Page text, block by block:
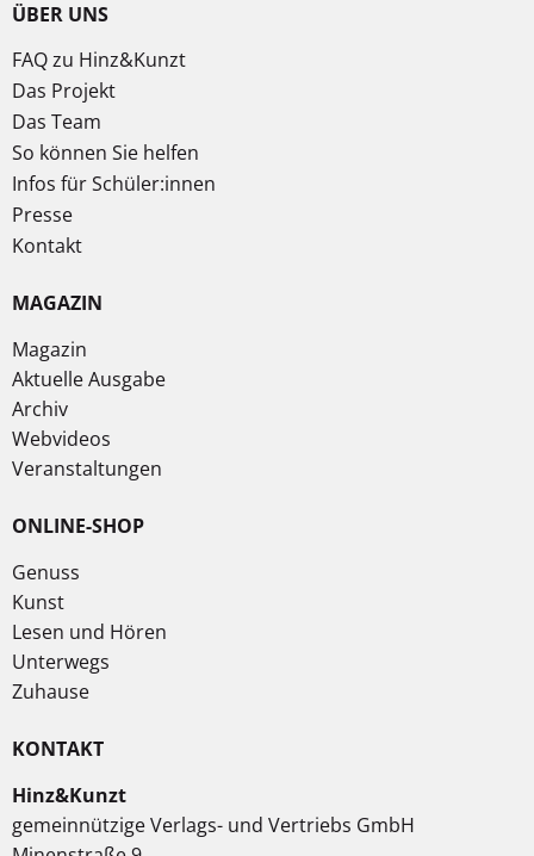
ÜBER UNS
FAQ zu Hinz&Kunzt
Das Projekt
Das Team
So können Sie helfen
Infos für Schüler:innen
Presse
Kontakt
MAGAZIN
Magazin
Aktuelle Ausgabe
Archiv
Webvideos
Veranstaltungen
ONLINE-SHOP
Genuss
Kunst
Lesen und Hören
Unterwegs
Zuhause
KONTAKT
Hinz&Kunzt
gemeinnützige Verlags- und Vertriebs GmbH